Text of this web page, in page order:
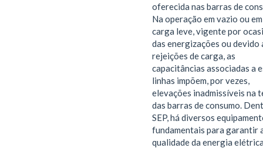
oferecida nas barras de
Na operação em vazio ou em
carga leve, vigente por
das energizações ou devido
rejeições de carga, as
capacitâncias associadas a
linhas impõem, por vezes,
elevações inadmissíveis na
das barras de consumo.
SEP, há diversos
fundamentais para garantir
qualidade da energia